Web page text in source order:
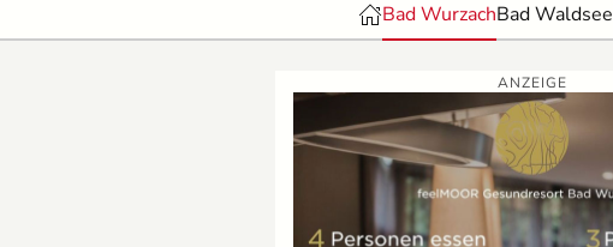
Bad WurzachBad Waldsee
ANZEIGE